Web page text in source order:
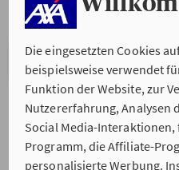
Die eingesetzten Cookies
beispielsweise verwendet
Funktion der Website, zur
Nutzererfahrung, Analysen
Social Media-
Programm, die Affiliate-
personalisierte Werbung.